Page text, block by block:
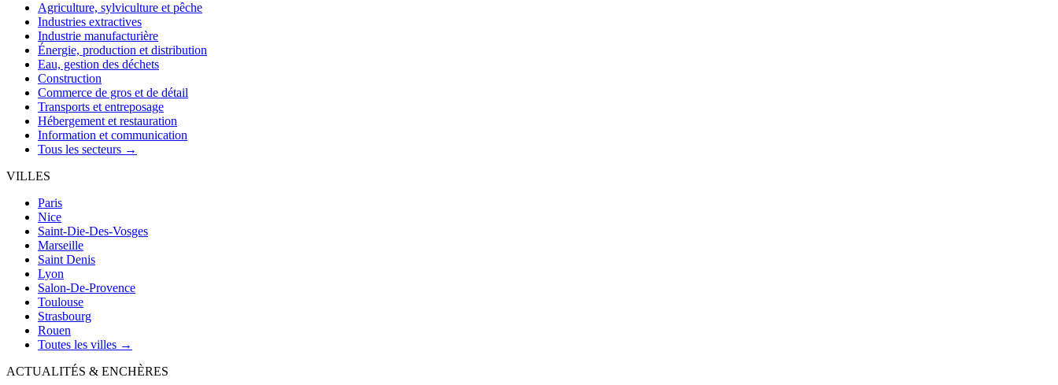
Agriculture, sylviculture et pêche
Industries extractives
Industrie manufacturière
Énergie, production et distribution
Eau, gestion des déchets
Construction
Commerce de gros et de détail
Transports et entreposage
Hébergement et restauration
Information et communication
Tous les secteurs →
VILLES
Paris
Nice
Saint-Die-Des-Vosges
Marseille
Saint Denis
Lyon
Salon-De-Provence
Toulouse
Strasbourg
Rouen
Toutes les villes →
ACTUALITÉS & ENCHÈRES